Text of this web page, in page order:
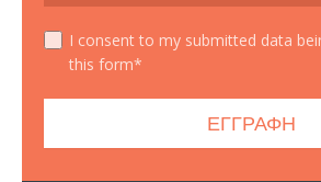
I consent to my submitted data
this form*